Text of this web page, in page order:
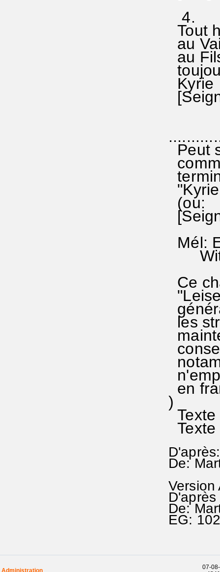
4.
Tout
au
au
Peut
(ou:
Mél:
Ce
les
en
)
Texte
De:
Version
De:
EG:
Administration
07-